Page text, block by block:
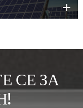
СЕ ЗА